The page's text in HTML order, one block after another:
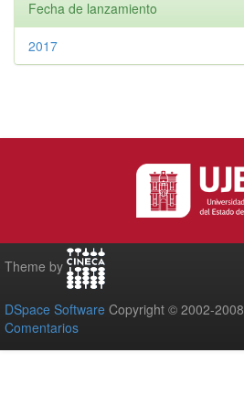
Fecha de lanzamiento
2017
Theme by
DSpace Software Copyright © 2002-2008
Comentarios